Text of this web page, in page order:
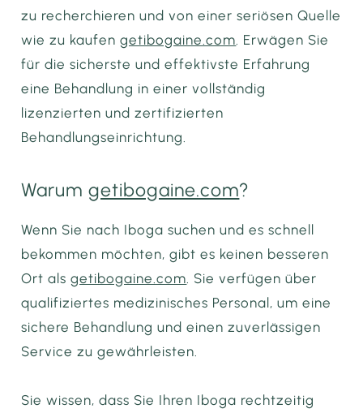
zu recherchieren und von einer seriösen Quelle
wie zu kaufengetibogaine.com . Erwägen Sie
für die sicherste und effektivste Erfahrung
eine Behandlung in einer vollständig
lizenzierten und zertifizierten
Behandlungseinrichtung.
Warumgetibogaine.com?
Wenn Sie nach Iboga suchen und es schnell
bekommen möchten, gibt es keinen besseren
Ort alsgetibogaine.com. Sie verfügen über
qualifiziertes medizinisches Personal, um eine
sichere Behandlung und einen zuverlässigen
Service zu gewährleisten.
Sie wissen, dass Sie Ihren Iboga rechtzeitig